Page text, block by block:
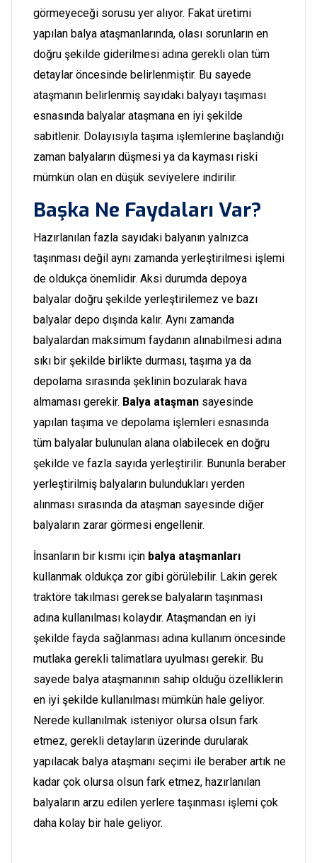
görmeyeceği sorusu yer alıyor. Fakat üretimi
yapılan balya ataşmanlarında, olası sorunların en
doğru şekilde giderilmesi adına gerekli olan tüm
detaylar öncesinde belirlenmiştir. Bu sayede
ataşmanın belirlenmiş sayıdaki balyayı taşıması
esnasında balyalar ataşmana en iyi şekilde
sabitlenir. Dolayısıyla taşıma işlemlerine başlandığı
zaman balyaların düşmesi ya da kayması riski
mümkün olan en düşük seviyelere indirilir.
Başka Ne Faydaları Var?
Hazırlanılan fazla sayıdaki balyanın yalnızca
taşınması değil aynı zamanda yerleştirilmesi işlemi
de oldukça önemlidir. Aksi durumda depoya
balyalar doğru şekilde yerleştirilemez ve bazı
balyalar depo dışında kalır. Aynı zamanda
balyalardan maksimum faydanın alınabilmesi adına
sıkı bir şekilde birlikte durması, taşıma ya da
depolama sırasında şeklinin bozularak hava
almaması gerekir. Balya ataşman sayesinde
yapılan taşıma ve depolama işlemleri esnasında
tüm balyalar bulunulan alana olabilecek en doğru
şekilde ve fazla sayıda yerleştirilir. Bununla beraber
yerleştirilmiş balyaların bulundukları yerden
alınması sırasında da ataşman sayesinde diğer
balyaların zarar görmesi engellenir.
İnsanların bir kısmı için balya ataşmanları
kullanmak oldukça zor gibi görülebilir. Lakin gerek
traktöre takılması gerekse balyaların taşınması
adına kullanılması kolaydır. Ataşmandan en iyi
şekilde fayda sağlanması adına kullanım öncesinde
mutlaka gerekli talimatlara uyulması gerekir. Bu
sayede balya ataşmanının sahip olduğu özelliklerin
en iyi şekilde kullanılması mümkün hale geliyor.
Nerede kullanılmak isteniyor olursa olsun fark
etmez, gerekli detayların üzerinde durularak
yapılacak balya ataşmanı seçimi ile beraber artık ne
kadar çok olursa olsun fark etmez, hazırlanılan
balyaların arzu edilen yerlere taşınması işlemi çok
daha kolay bir hale geliyor.